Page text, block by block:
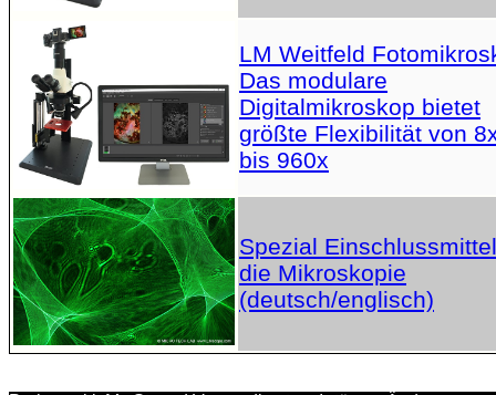
LM Weitfeld
Das modulare
Digitalmikroskop bietet
größte Flexibilität von
bis 960x
Spezial
die Mikroskopie
(deutsch/englisch)